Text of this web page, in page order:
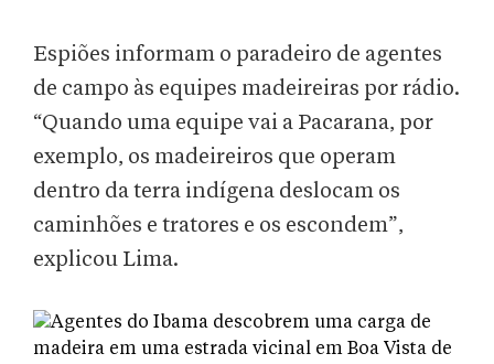
Espiões informam o paradeiro de agentes
de campo às equipes madeireiras por rádio.
“Quando uma equipe vai a Pacarana, por
exemplo, os madeireiros que operam
dentro da terra indígena deslocam os
caminhões e tratores e os escondem”,
explicou Lima.